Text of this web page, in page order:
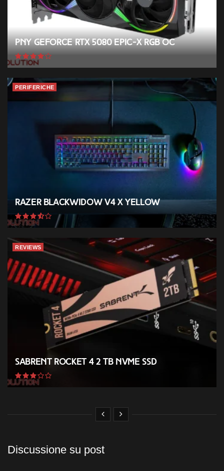
PNY GeForce RTX 5080 EPIC-X RGB OC
PERIFERICHE
Razer BlackWidow V4 X Yellow
REVIEWS
Sabrent Rocket 4 2 TB NVMe SSD
Discussione su post